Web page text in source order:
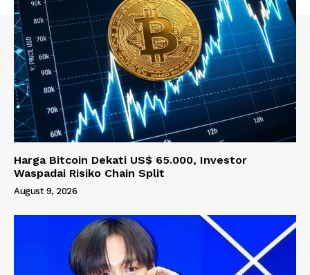
Harga Bitcoin Dekati US$ 65.000, Investor
Waspadai Risiko Chain Split
August 9, 2026